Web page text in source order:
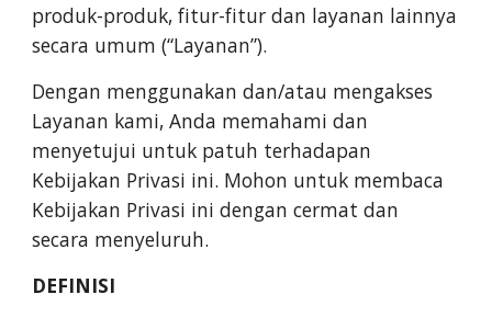
produk-produk, fitur-fitur dan layanan lainnya
secara umum (“Layanan”).
Dengan menggunakan dan/atau mengakses
Layanan kami, Anda memahami dan
menyetujui untuk patuh terhadapan
Kebijakan Privasi ini. Mohon untuk membaca
Kebijakan Privasi ini dengan cermat dan
secara menyeluruh.
DEFINISI